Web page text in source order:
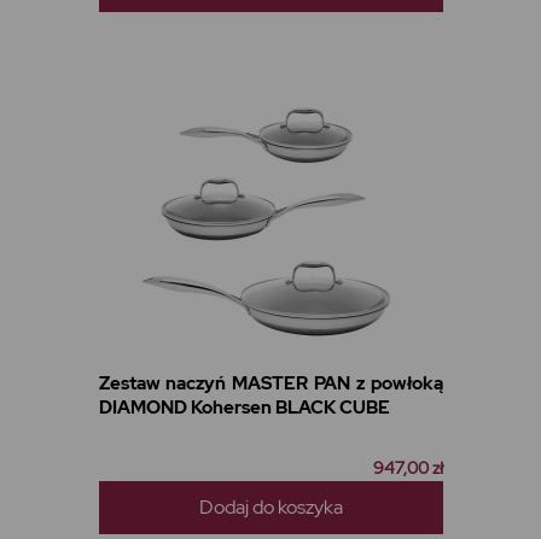
Zestaw naczyń MASTER PAN z powłoką
DIAMOND Kohersen BLACK CUBE
947,00 zł
Dodaj do koszyka